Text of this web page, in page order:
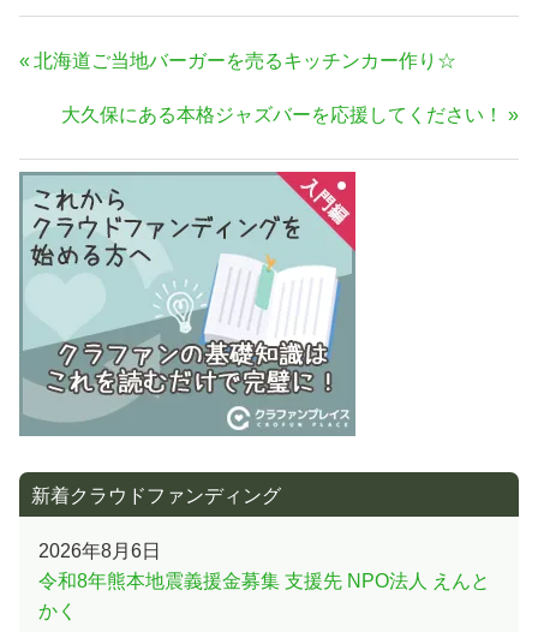
投
ビ
ゲ
ー
シ
ョ
前
北海道ご当地バーガーを売るキッチンカー作り☆
次
記
事:
大久保にある本格ジャズバーを応援してください！
新着クラウドファンディング
2026年8月6日
令和8年熊本地震義援金募集 支援先 NPO法人 えんと
かく